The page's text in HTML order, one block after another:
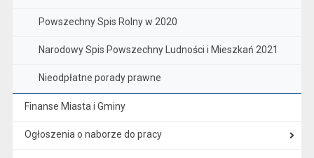
Powszechny Spis Rolny w 2020
Narodowy Spis Powszechny Ludności i Mieszkań 2021
Nieodpłatne porady prawne
Finanse Miasta i Gminy
Ogłoszenia o naborze do pracy